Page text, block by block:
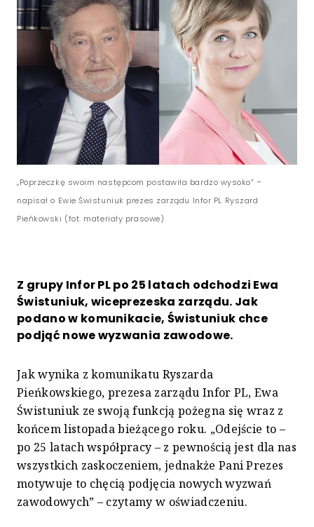
„Poprzeczkę swoim następcom postawiła bardzo wysoko” –
napisał o Ewie Świstuniuk prezes zarządu Infor PL Ryszard
Pieńkowski (fot. materiały prasowe)
Z grupy Infor PL po 25 latach odchodzi Ewa
Świstuniuk, wiceprezeska zarządu. Jak
podano w komunikacie, Świstuniuk chce
podjąć nowe wyzwania zawodowe.
Jak wynika z komunikatu Ryszarda
Pieńkowskiego, prezesa zarządu Infor PL, Ewa
Świstuniuk ze swoją funkcją pożegna się wraz z
końcem listopada bieżącego roku. „Odejście to –
po 25 latach współpracy – z pewnością jest dla nas
wszystkich zaskoczeniem, jednakże Pani Prezes
motywuje to chęcią podjęcia nowych wyzwań
zawodowych” – czytamy w oświadczeniu.